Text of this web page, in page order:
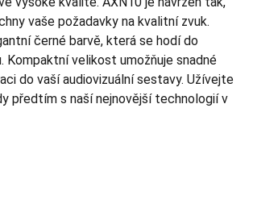
vaše požadavky na kvalitní zvuk.
černé barvě, která se hodí do
Kompaktní velikost umožňuje snadné
do vaší audiovizuální sestavy. Užívejte
předtím s naší nejnovější technologií v